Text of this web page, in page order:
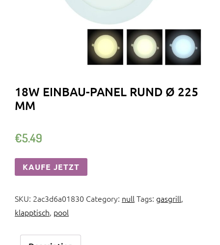
18W EINBAU-PANEL RUND Ø 225
MM
€5.49
KAUFE JETZT
SKU: 2ac3d6a01830 Category: null Tags: gasgrill,
klapptisch, pool